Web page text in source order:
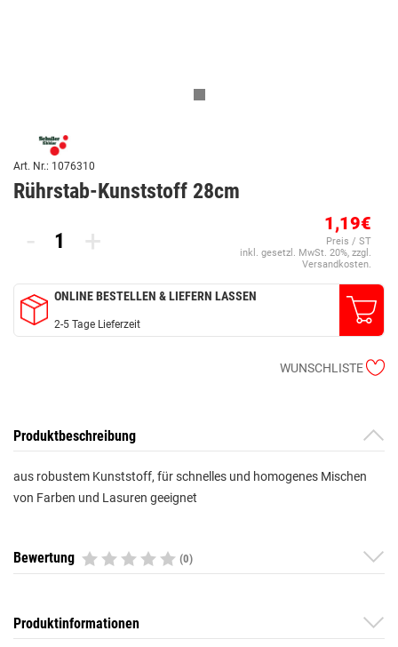
Art. Nr.: 1076310
Rührstab-Kunststoff 28cm
- + 1,19€
Preis / ST
inkl. gesetzl. MwSt. 20%, zzgl.
Versandkosten.
ONLINE BESTELLEN & LIEFERN LASSEN
2-5 Tage Lieferzeit
WUNSCHLISTE
Produktbeschreibung
aus robustem Kunststoff, für schnelles und homogenes Mischen
von Farben und Lasuren geeignet
Bewertung (0)
Produktinformationen